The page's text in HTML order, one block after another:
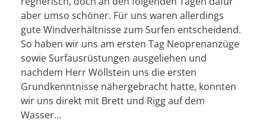
aber umso schöner. Für uns waren allerdings
gute Windverhältnisse zum Surfen entscheidend.
So haben wir uns am ersten Tag Neoprenanzüge
sowie Surfausrüstungen ausgeliehen und
nachdem Herr Wöllstein uns die ersten
Grundkenntnisse nähergebracht hatte, konnten
wir uns direkt mit Brett und Rigg auf dem
Wasser...